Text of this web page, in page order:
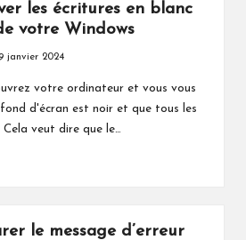
les écritures en blanc
votre Windows
janvier 2024
votre ordinateur et vous vous
d'écran est noir et que tous les
veut dire que le…
le message d’erreur